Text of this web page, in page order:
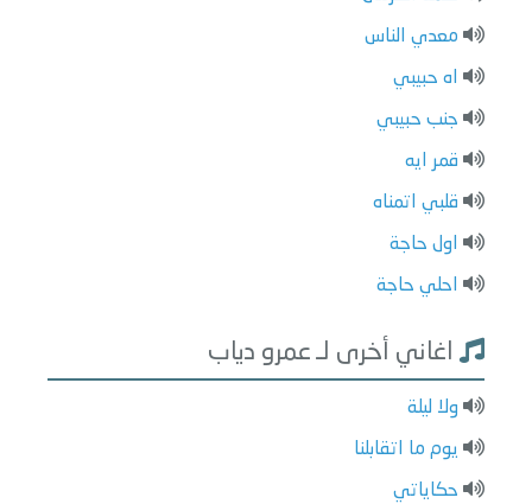
معدي الناس
اه حبيبي
جنب حبيبي
قمر ايه
قلبي اتمناه
اول حاجة
احلي حاجة
اغاني أخرى لـ عمرو دياب
ولا ليلة
يوم ما اتقابلنا
حكاياتي